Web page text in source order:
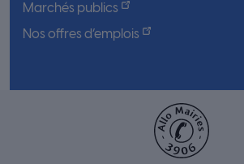
Marchés publics
Nos offres d’emplois